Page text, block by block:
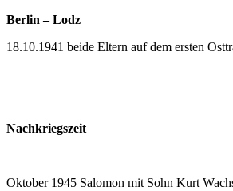
Berlin – Lodz
18.10.1941 beide Eltern auf dem ersten
Nachkriegszeit
Oktober 1945 Salomon mit Sohn Kurt